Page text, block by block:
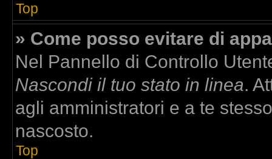
Top
» Come posso evitare di
Nel Pannello di Controllo
Nascondi il tuo stato in linea.
agli amministratori e a te
nascosto.
Top